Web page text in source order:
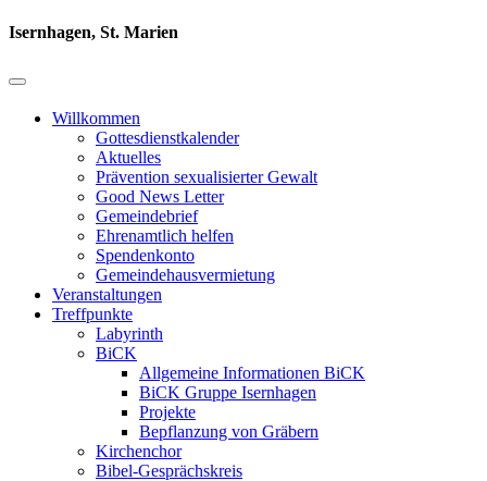
Isernhagen, St. Marien
Willkommen
Gottesdienstkalender
Aktuelles
Prävention sexualisierter Gewalt
Good News Letter
Gemeindebrief
Ehrenamtlich helfen
Spendenkonto
Gemeindehausvermietung
Veranstaltungen
Treffpunkte
Labyrinth
BiCK
Allgemeine Informationen BiCK
BiCK Gruppe Isernhagen
Projekte
Bepflanzung von Gräbern
Kirchenchor
Bibel-Gesprächskreis